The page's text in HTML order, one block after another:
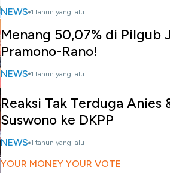
NEWS 1 tahun yang lalu
Menang 50,07% di Pilgub
Pramono-Rano!
NEWS 1 tahun yang lalu
Reaksi Tak Terduga Anies
Suswono ke DKPP
NEWS 1 tahun yang lalu
YOUR MONEY YOUR VOTE